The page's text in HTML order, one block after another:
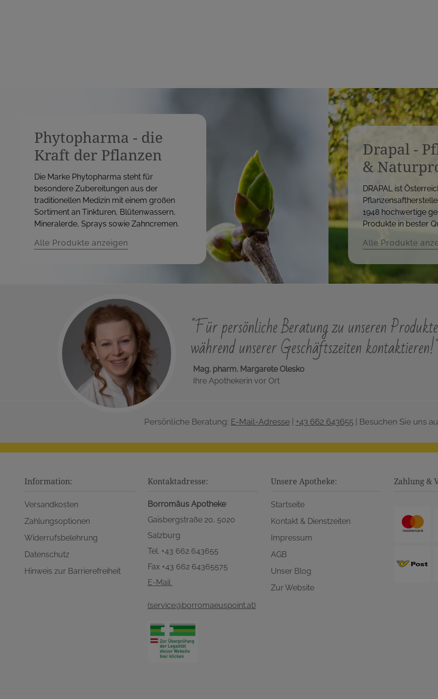
Phytopharma - die
Kraft der Pflanzen
Die Marke Phytopharma steht für
besondere Zubereitungen aus der
traditionellen Medizin mit einem großen
Sortiment an Tinkturen, Blütenwassern,
Mineralerde, Sprays sowie Zahncremen.
Alle Produkte anzeigen
Drapal -
&
DRAPAL ist
1948 hochwertige
Produkte in bester
Alle Produkte
"Für persönliche Beratung zu unseren
während unserer Geschäftszeiten kontaktieren!"
Mag. pharm. Margarete Olesko
Ihre Apothekerin vor Ort
Persönliche Beratung: E-Mail-Adresse| +43 662 643655| Besuchen Sie uns
Information:
Versandkosten
Zahlungsoptionen
Widerrufsbelehrung
Datenschutz
Hinweis zur Barrierefreiheit
Kontaktadresse:
Borromäus Apotheke
Gaisbergstraße 20, 5020
Salzburg
Tel. +43 662 643655
Fax +43 662 64365575
E-Mail
(service@borromaeuspoint.at)
Unsere Apotheke:
Startseite
Kontakt & Dienstzeiten
Impressum
AGB
Unser Blog
Zur Website
Zahlung &